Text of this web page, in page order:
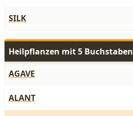
SILK
Heilpflanzen mit 5 Buchstaben
AGAVE
ALANT